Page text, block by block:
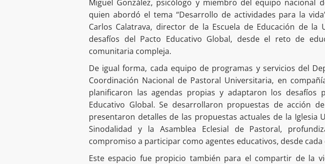
Miguel González, psicólogo y miembro del equipo nacional
quien abordó el tema “Desarrollo de actividades para la
Carlos Calatrava, director de la Escuela de Educación de la
desafíos del Pacto Educativo Global, desde el reto de
comunitaria compleja.
De igual forma, cada equipo de programas y servicios del
Coordinación Nacional de Pastoral Universitaria, en
planificaron las agendas propias y adaptaron los desafíos
Educativo Global. Se desarrollaron propuestas de acción
presentaron detalles de las propuestas actuales de la Iglesia
Sinodalidad y la Asamblea Eclesial de Pastoral,
compromiso a participar como agentes educativos, desde cada
Este espacio fue propicio también para el compartir de la